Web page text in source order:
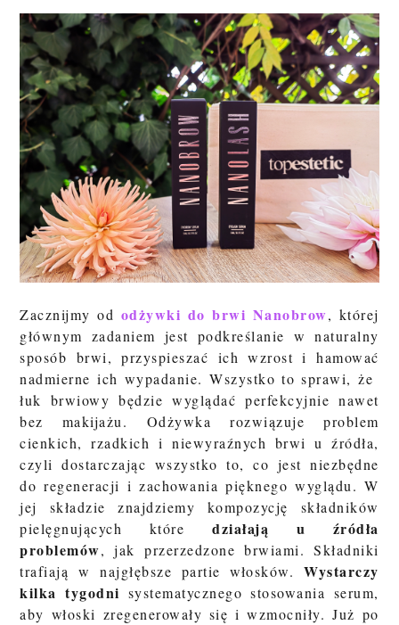
Zacznijmy od odżywki do brwi Nanobrow, której
głównym zadaniem jest podkreślanie w naturalny
sposób brwi, przyspieszać ich wzrost i hamować
nadmierne ich wypadanie. Wszystko to sprawi, że
łuk brwiowy będzie wyglądać perfekcyjnie nawet
bez makijażu. Odżywka rozwiązuje problem
cienkich, rzadkich i niewyraźnych brwi u źródła,
czyli dostarczając wszystko to, co jest niezbędne
do regeneracji i zachowania pięknego wyglądu. W
jej składzie znajdziemy kompozycję składników
pielęgnujących które działają u źródła
problemów, jak przerzedzone brwiami. Składniki
trafiają w najgłębsze partie włosków.Wystarczy
kilka tygodni systematycznego stosowania serum,
aby włoski zregenerowały się i wzmocniły. Już po